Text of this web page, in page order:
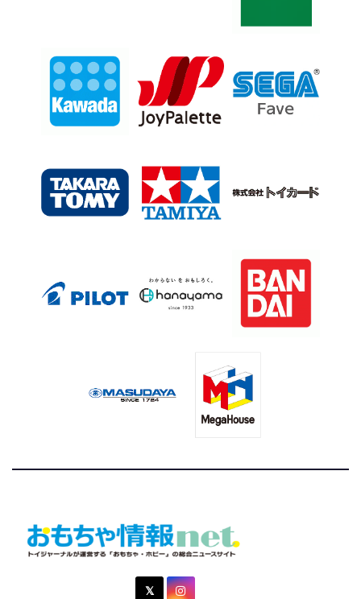
おもちゃ情報net.
トイジャーナルが運営する「おもちゃ・ホビー」の総合ニュ